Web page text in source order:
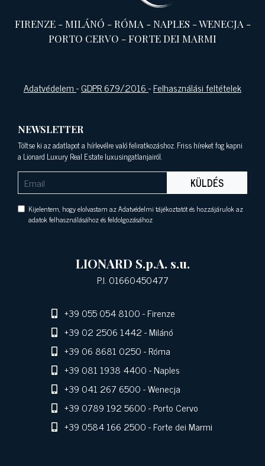
FIRENZE-MILÁNÓ -RÓMA -NAPLES -WENECJA -
PORTO CERVO -FORTE DEI MARMI
Adatvédelem-GDPR 679/2016-Felhasználási feltételek
NEWSLETTER
Töltse ki az adatlapot a hírlevélre való feliratkozáshoz. Friss híreket fog kapni
a Lionard Luxury Real Estate luxusingatlanjairól.
KÜLDÉS
Kijelentem, hogy elolvastam az Adatvédelmi tájékoztatót és hozzájárulok az
adatok felhasználásához és feldolgozásához
LIONARD S.p.A. s.u.
P.I. 01660450477
+39 055 054 8100- Firenze
+39 02 2506 1442- Milánó
+39 06 8681 0250- Róma
+39 081 1938 4400- Naples
+39 041 267 6500- Wenecja
+39 0789 192 5600- Porto Cervo
+39 0584 166 2500- Forte dei Marmi